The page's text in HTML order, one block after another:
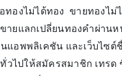
องไม่ได้ทอง ขายทองไม่
ายแลกเปลี่ยนทองคำผ่าน
แอพพลิเคชัน และเว็บไซ
ไปให้สมัครสมาชิก เทร